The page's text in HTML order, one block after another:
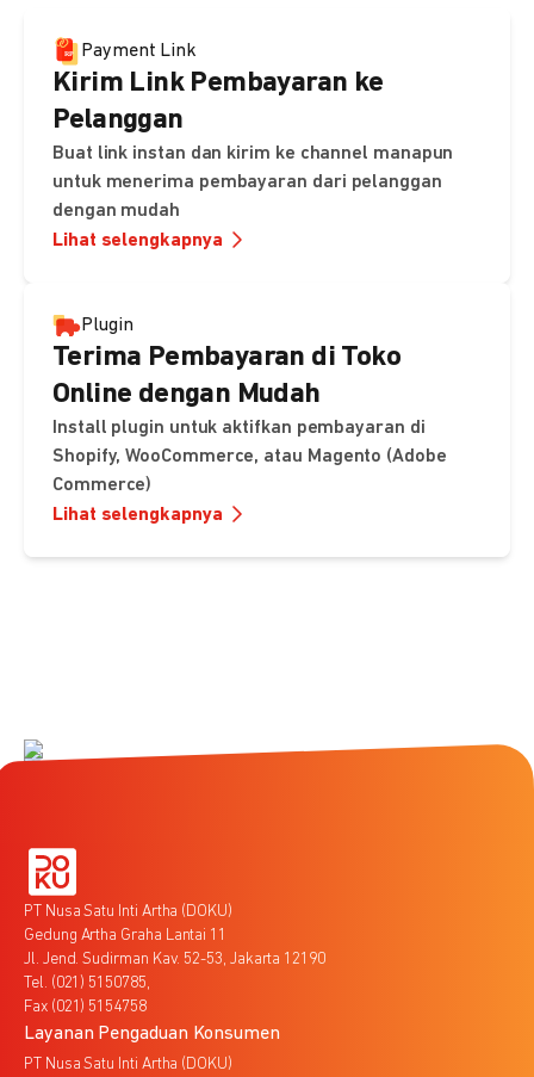
Payment Link
Kirim Link Pembayaran ke
Pelanggan
Buat link instan dan kirim ke channel manapun
untuk menerima pembayaran dari pelanggan
dengan mudah
Lihat selengkapnya
Plugin
Terima Pembayaran di Toko
Online dengan Mudah
Install plugin untuk aktifkan pembayaran di
Shopify, WooCommerce, atau Magento (Adobe
Commerce)
Lihat selengkapnya
PT Nusa Satu Inti Artha (DOKU)
Gedung Artha Graha Lantai 11
Jl. Jend. Sudirman Kav. 52-53, Jakarta 12190
Tel. (021) 5150785,
Fax (021) 5154758
Layanan Pengaduan Konsumen
PT Nusa Satu Inti Artha (DOKU)